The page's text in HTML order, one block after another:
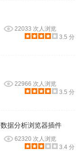
22033 次人浏览
3.5 分
22966 次人浏览
3.5 分
据分析浏览器插件
62320 次人浏览
3.4 分